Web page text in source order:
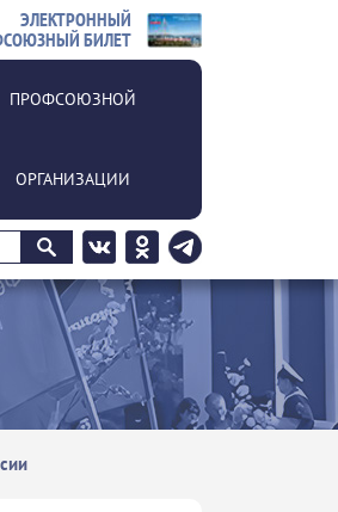
ЭЛЕКТРОННЫЙ
БИЛЕТ
ПРОФСОЮЗНОЙ
ОРГАНИЗАЦИИ